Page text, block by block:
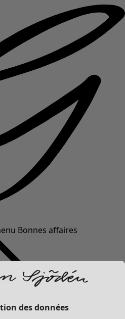
Bonnes affaires
des données